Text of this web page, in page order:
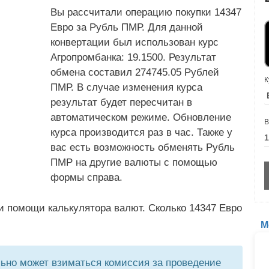
Вы рассчитали операцию покупки 14347
Евро за Рубль ПМР. Для данной
конвертации был использован курс
Агропромбанка: 19.1500. Результат
обмена составил 274745.05 Рублей
ПМР. В случае изменения курса
результат будет пересчитан в
автоматическом режиме. Обновление
курса производится раз в час. Также у
вас есть возможность обменять Рубль
ПМР на другие валюты с помощью
формы справа.
помощи калькулятора валют. Сколько 14347 Евро
может взиматься комиссия за проведение